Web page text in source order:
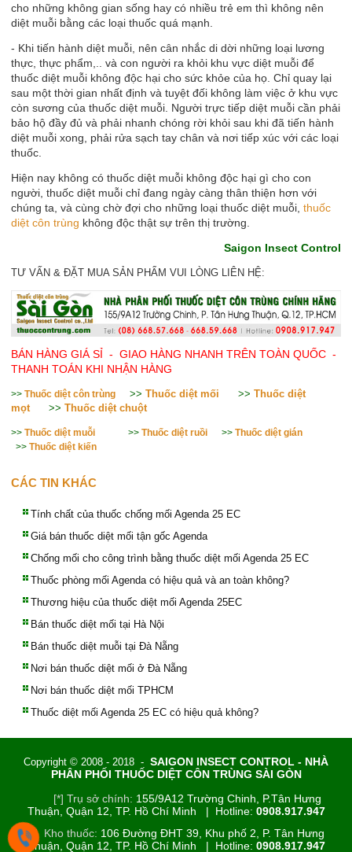
cho những không gian sống hay có nhiều trẻ em thì không nên
diệt muỗi bằng các loại thuốc quá mạnh.
- Khi tiến hành diệt muỗi, nên cân nhắc di dời những loại lương
thực, thực phẩm,.. và con người ra khỏi khu vực diệt muỗi để
thuốc diệt muỗi không độc hại cho sức khỏe của họ. Chỉ quay lại
sau một thời gian nhất định và tuyệt đối không làm việc ở khu vực
còn sương của thuốc diệt muỗi. Người trực tiếp diệt muỗi cần phải
bảo hộ đầy đủ và phải nhanh chóng rời khỏi sau khi đã tiến hành
diệt muỗi xong, phải rửa sạch tay chân và nơi tiếp xúc với các loại
thuốc.
Hiện nay không có thuốc diệt muỗi không độc hại gì cho con
người, thuốc diệt muỗi chỉ đang ngày càng thân thiện hơn với
chúng ta, và cùng chờ đợi cho những loại thuốc diệt muỗi, thuốc
diệt côn trùng không độc thật sự trên thị trường.
Saigon Insect Control
TƯ VẤN & ĐẶT MUA SẢN PHẨM VUI LÒNG LIÊN HỆ:
BÁN HÀNG GIÁ SỈ - GIAO HÀNG NHANH TRÊN TOÀN QUỐC -
THANH TOÁN KHI NHẬN HÀNG
>> Thuốc diệt côn trùng >> Thuốc diệt mối >> Thuốc diệt
mọt
>> Thuốc diệt chuột
>> Thuốc diệt muỗi >> Thuốc diệt ruồi >> Thuốc diệt gián
>> Thuốc diệt kiến
CÁC TIN KHÁC
Tính chất của thuốc chống mối Agenda 25 EC
Giá bán thuốc diệt mối tận gốc Agenda
Chống mối cho công trình bằng thuốc diệt mối Agenda 25 EC
Thuốc phòng mối Agenda có hiệu quả và an toàn không?
Thương hiệu của thuốc diệt mối Agenda 25EC
Bán thuốc diệt mối tại Hà Nội
Bán thuốc diệt muỗi tại Đà Nẵng
Nơi bán thuốc diệt mối ở Đà Nẵng
Nơi bán thuốc diệt mối TPHCM
Thuốc diệt mối Agenda 25 EC có hiệu quả không?
Copyright © 2008 - 2018 - SAIGON INSECT CONTROL - NHÀ
PHÂN PHỐI THUỐC DIỆT CÔN TRÙNG SÀI GÒN
[*] Trụ sở chính: 155/9A12 Trường Chinh, P.Tân Hưng
Thuận, Quận 12, TP. Hồ Chí Minh | Hotline: 0908.917.947
[*] Kho thuốc: 106 Đường ĐHT 39, Khu phố 2, P. Tân Hưng
Thuận, Quận 12, TP. Hồ Chí Minh | Hotline: 0908.917.947